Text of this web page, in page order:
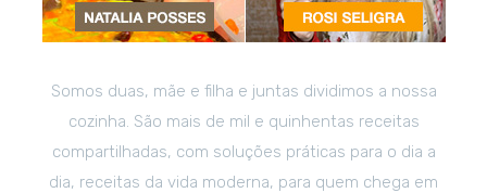
Somos duas, mãe e filha e juntas dividimos a nossa
cozinha. São mais de mil e quinhentas receitas
compartilhadas, com soluções práticas para o dia a
dia, receitas da vida moderna, para quem chega em